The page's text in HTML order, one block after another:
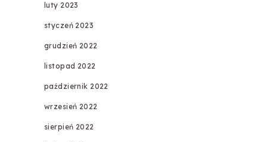
luty 2023
styczeń 2023
grudzień 2022
listopad 2022
październik 2022
wrzesień 2022
sierpień 2022